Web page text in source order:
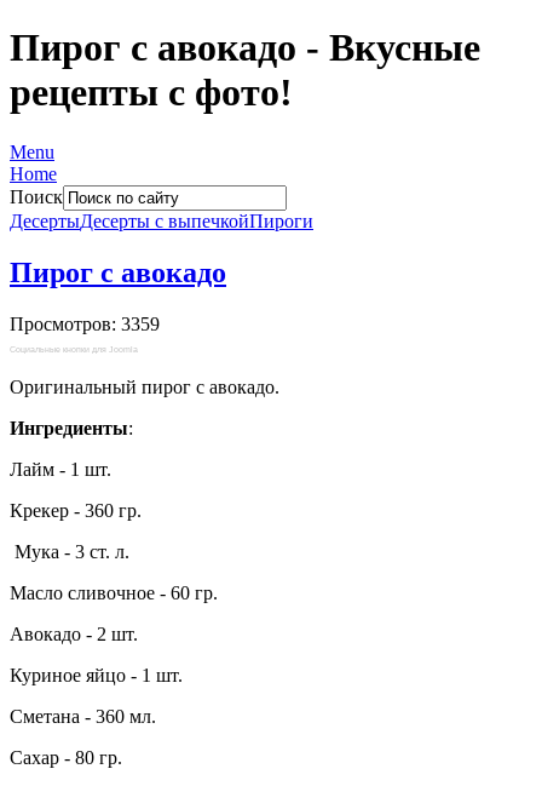
Пирог с авокадо - Вкусные
рецепты с фото!
Menu
Home
Поиск
ДесертыДесерты с выпечкойПироги
Пирог с авокадо
Просмотров: 3359
Социальные кнопки для Joomla
Оригинальный пирог с авокадо.
Ингредиенты:
Лайм - 1 шт.
Крекер - 360 гр.
Мука - 3 ст. л.
Масло сливочное - 60 гр.
Авокадо - 2 шт.
Куриное яйцо - 1 шт.
Сметана - 360 мл.
Сахар - 80 гр.